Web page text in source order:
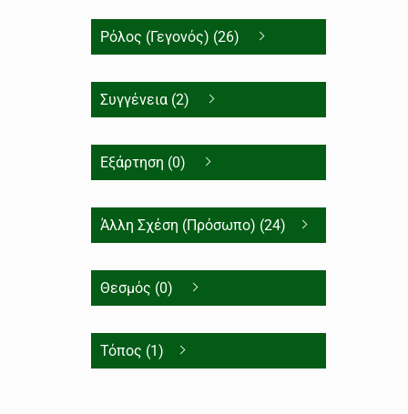
Ρόλος (Γεγονός) (26)
Συγγένεια (2)
Εξάρτηση (0)
Άλλη Σχέση (Πρόσωπο) (24)
Θεσμός (0)
Τόπος (1)